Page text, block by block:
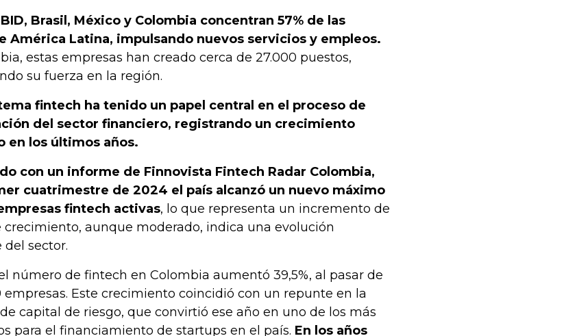
Brasil, México y Colombia concentran 57% de las
América Latina, impulsando nuevos servicios y empleos.
estas empresas han creado cerca de 27.000 puestos,
su fuerza en la región.
fintech ha tenido un papel central en el proceso de
del sector financiero, registrando un crecimiento
en los últimos años.
con un informe de Finnovista Fintech Radar Colombia,
cuatrimestre de 2024 el país alcanzó un nuevo máximo
fintech activas, lo que representa un incremento de
crecimiento, aunque moderado, indica una evolución
sector.
número de fintech en Colombia aumentó 39,5%, al pasar de
empresas. Este crecimiento coincidió con un repunte en la
capital de riesgo, que convirtió ese año en uno de los más
para el financiamiento de startups en el país. En los años